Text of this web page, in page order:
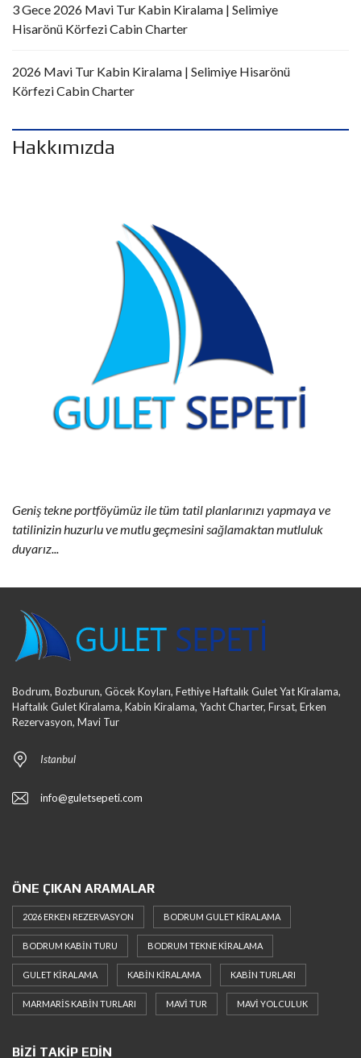
3 Gece 2026 Mavi Tur Kabin Kiralama | Selimiye
Hisarönü Körfezi Cabin Charter
2026 Mavi Tur Kabin Kiralama | Selimiye Hisarönü
Körfezi Cabin Charter
Hakkımızda
Geniş tekne portföyümüz ile tüm tatil planlarınızı yapmaya ve
tatilinizin huzurlu ve mutlu geçmesini sağlamaktan mutluluk
duyarız...
Bodrum, Bozburun, Göcek Koyları, Fethiye Haftalık Gulet Yat Kiralama,
Haftalık Gulet Kiralama, Kabin Kiralama, Yacht Charter, Fırsat, Erken
Rezervasyon, Mavi Tur
Istanbul
info@guletsepeti.com
ÖNE ÇIKAN ARAMALAR
2026 ERKEN REZERVASYON BODRUM GULET KIRALAMA
BODRUM KABIN TURU BODRUM TEKNE KIRALAMA
GULET KIRALAMA KABIN KIRALAMA KABIN TURLARI
MARMARIS KABIN TURLARI MAVI TUR MAVI YOLCULUK
BIZI TAKIP EDIN